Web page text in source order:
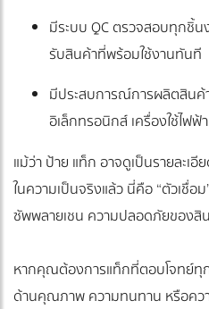
มีระบบ QC ตรวจสอบทุกชิ้
รับสินค้าที่พร้อมใช้งานทันที
มีประสบการณ์การผลิตสิน
อิเล็กทรอนิกส์ เครื่องใช้ไฟ
แม้ว่า ป้าย แท็ก อาจดูเป็นรายละเ
ในความเป็นจริงแล้ว นี่คือ “ตัวเชื่
ซัพพลายเชน ความปลอดภัยของ
หากคุณต้องการแท็กที่ตอบโจทย์ทุ
ด้านคุณภาพ ความทนทาน หรือคว